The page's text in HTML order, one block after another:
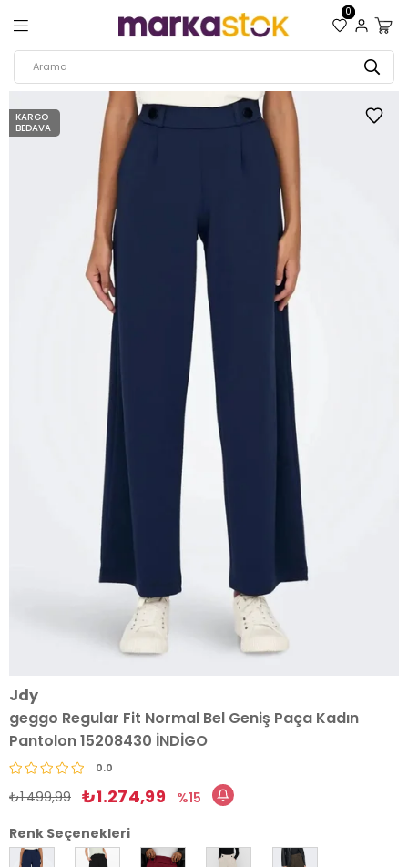
0
KARGO
BEDAVA
Jdy
geggo Regular Fit Normal Bel Geniş Paça Kadın
Pantolon 15208430 İNDİGO
0.0
₺1.499,99 ₺1.274,99
15
Renk Seçenekleri